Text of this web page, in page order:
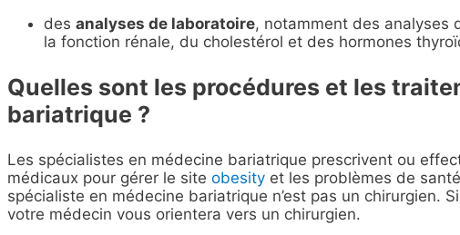
des analyses de laboratoire, notamment des analyses
la fonction rénale, du cholestérol et des hormones
Quelles sont les procédures et les
bariatrique ?
Les spécialistes en médecine bariatrique prescrivent ou
médicaux pour gérer le site obesity et les problèmes de
spécialiste en médecine bariatrique n’est pas un chirurgien.
votre médecin vous orientera vers un chirurgien.